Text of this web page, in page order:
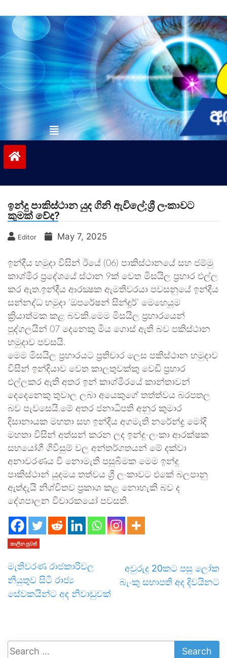
to
contentvinivida.lk
ඉන්දු පාකිස්ථාන යුද ගිනි ඇවිලේ;ශ්‍රී ලංකාවට
කුමක් වේද?
Editor May 7, 2025
ඉන්දීය හමුදා විසින් ඊයේ (06) පාකිස්ථානයේ සහ ජම්මු
කාශ්මීර ප‍්‍රදේශයේ ස්ථාන 9ක් වෙත මිසයිල ප‍්‍රහාර එල්ල
කර ඇත.ඉන්දීය ආරක්‍ෂක ඇමතිවරයා පවසනුයේ ඉන්දීය
සන්නද්ධ හමුදා ‘ඔපරේෂන් සින්දූර්’ මෙහෙයුම
ක්‍රියාත්මක කළ බවකි.මෙම මිසයිල ප්‍රහාරයෙන්
පුද්ගලයින් 07 දෙනෙකු මිය ගොස් ඇති බව පකිස්ථාන
හමුදාව පවසයි.
මෙම මිසයිල ප‍්‍රහාරයට ප‍්‍රතිචාර ලෙස පකිස්ථාන හමුදාව
විසින් ඉන්දියාව වෙත කාලතුවක්කු වෙඩි ප්‍රහාර
එල්ලකර ඇති අතර ඉන් කාශ්මීරයේ කාන්තාවන්
දෙදෙනෙකු තුවාල ලබා අයෙකුගේ තත්ත්වය බරපතල
බව පැවසෙයි.මේ අතර ජනාධිපති අනුර කුමාර
දිසානායක මහතා සහ ඉන්දීය අගමැති නරේන්ද්‍ර මෝදි
මහතා විසින් අත්සන් කරන ලද ඉන්දු-ලංකා ආරක්ෂක
සහයෝගී ගිවිසුම් වල අන්තර්ගතයන් මේ දක්වා
අනාවරණය වී නොමැති පසුබිමක මෙම ඉන්දු
පාකිස්ථාන් යුදමය තත්වය ශ්‍රී ලංකාවට එකේ බලපානු
ඇත්දැයි නිශ්චිතව ප්‍රකාශ කළ නොහැකි බව ද
දේශපාලන විචාරකයෝ පවසති.
කාලීන පුවත්
මැතිවරණ රාජකාරිවල
නියුතුව සිටි රාජ්‍ය
සේවකයින්ට අද නිවාඩුවක්
අවුරුදු 20කට පසු ලෝක
බැංකු සභාපති අද දිවයිනට